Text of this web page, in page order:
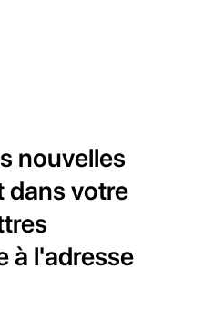
nouvelles
dans votre
à l'adresse